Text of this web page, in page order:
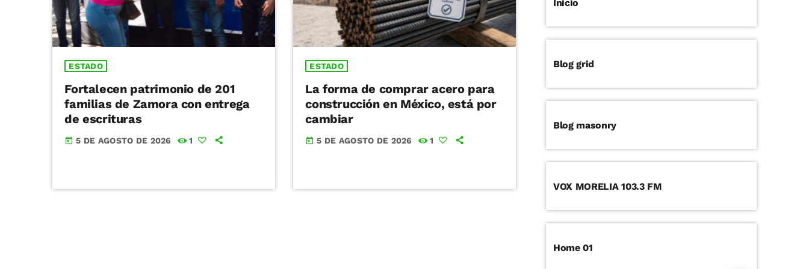
ESTADO
Fortalecen patrimonio de 201
familias de Zamora con entrega
de escrituras
today 5 DE AGOSTO DE 2026 1
ESTADO
La forma de comprar acero para
construcción en México, está por
cambiar
today 5 DE AGOSTO DE 2026 1
Inicio
Blog grid
Blog masonry
VOX MORELIA 103.3 FM
Home 01